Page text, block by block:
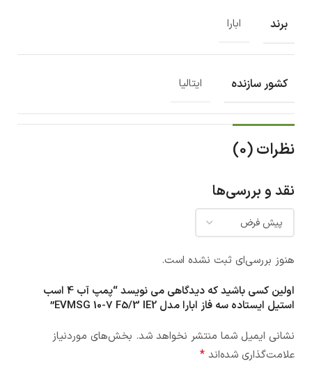
برند ابارا
کشور سازنده ایتالیا
نظرات (0)
نقد و بررسی‌ها
هنوز بررسی‌ای ثبت نشده است.
اولین کسی باشید که دیدگاهی می نویسد “پمپ آب 4 اسب
استيل ایستاده سه فاز ابارا مدل EVMSG 10-7 F5/3 IE2”
نشانی ایمیل شما منتشر نخواهد شد. بخش‌های موردنیاز
علامت‌گذاری شده‌اند *